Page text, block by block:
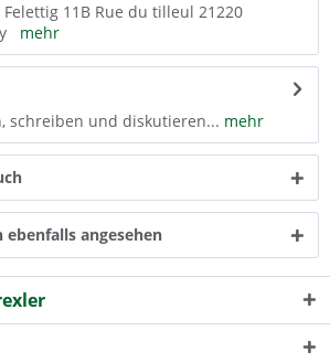
11B Rue du tilleul 21220
mehr
schreiben und diskutieren... mehr
ebenfalls angesehen